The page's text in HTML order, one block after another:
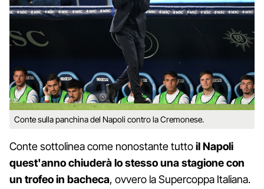
Conte sulla panchina del Napoli contro la Cremonese.
Conte sottolinea come nonostante tuttoil Napoli
quest'anno chiuderà lo stesso una stagione con
un trofeo in bacheca, ovvero la Supercoppa Italiana.